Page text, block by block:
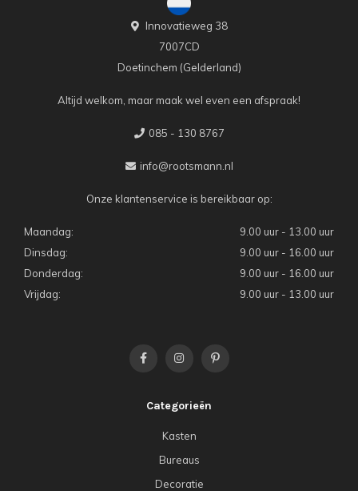
Innovatieweg 38
7007CD
Doetinchem (Gelderland)
Altijd welkom, maar maak wel even een afspraak!
085 - 130 8767
info@rootsmann.nl
Onze klantenservice is bereikbaar op:
Maandag:
9.00 uur - 13.00 uur
Dinsdag:
9.00 uur - 16.00 uur
Donderdag:
9.00 uur - 16.00 uur
Vrijdag:
9.00 uur - 13.00 uur
Categorieën
Kasten
Bureaus
Decoratie